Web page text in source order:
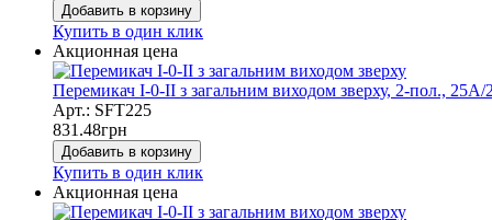
Добавить в корзину
Купить в один клик
Акционная цена
Перемикач I-0-II з загальним виходом зверху, 2-пол., 25А/
Арт.: SFT225
831.48грн
Добавить в корзину
Купить в один клик
Акционная цена